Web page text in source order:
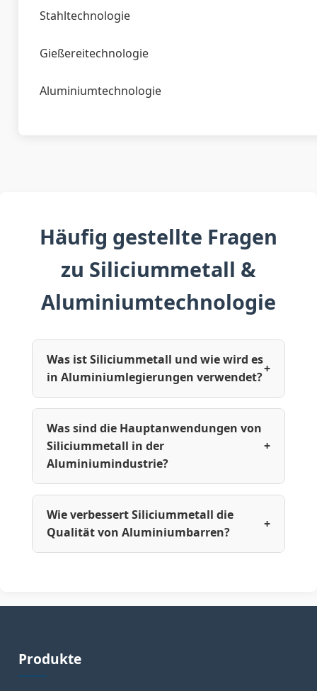
Stahltechnologie
Gießereitechnologie
Aluminiumtechnologie
Häufig gestellte Fragen
zu Siliciummetall &
Aluminiumtechnologie
Was ist Siliciummetall und wie wird es
in Aluminiumlegierungen verwendet?
+
Was sind die Hauptanwendungen von
Siliciummetall in der
Aluminiumindustrie?
+
Wie verbessert Siliciummetall die
Qualität von Aluminiumbarren?
+
Produkte